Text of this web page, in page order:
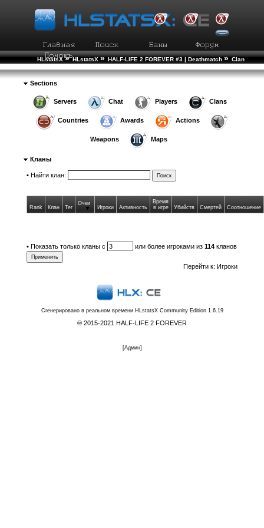
HLstatsX » HLstatsX » HALF-LIFE 2 FOREVER #3 | Deathmatch » Clan
Sections
Servers Chat Players Clans
Countries Awards Actions
Weapons Maps
Кланы
• Найти клан:
Rank Клан Тег
Очки
Игроки Активность
Время
в игре
Убийств Смертей Соотношение
• Показать только кланы с или более игроками из114 кланов
Перейти к: Игроки
Сгенерировано в реальном времени HLstatsX Community Edition 1.6.19
® 2015-2021 HALF-LIFE 2 FOREVER
[Админ]